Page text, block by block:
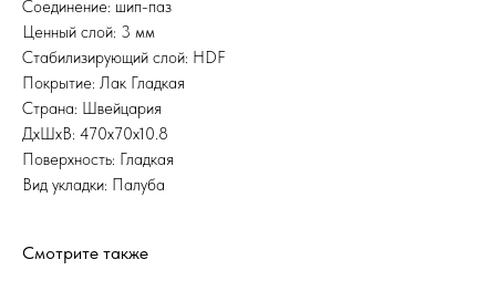
Соединение: шип-паз
Ценный слой: 3 мм
Стабилизирующий слой: HDF
Покрытие: Лак Гладкая
Страна: Швейцария
ДхШхВ: 470x70x10.8
Поверхность: Гладкая
Вид укладки: Палуба
Смотрите также